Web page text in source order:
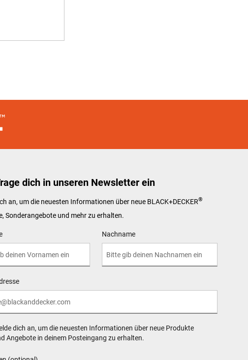
dich in unseren Newsletter ein
an, um die neuesten Informationen über neue BLACK+DECKER®
Sonderangebote und mehr zu erhalten.
Nachname
dich an, um die neuesten Informationen über neue Produkte
Angebote in deinem Posteingang zu erhalten.